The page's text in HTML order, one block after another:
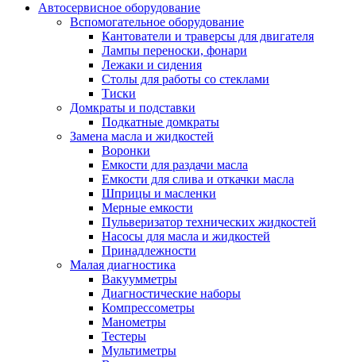
Автосервисное оборудование
Вспомогательное оборудование
Кантователи и траверсы для двигателя
Лампы переноски, фонари
Лежаки и сидения
Столы для работы со стеклами
Тиски
Домкраты и подставки
Подкатные домкраты
Замена масла и жидкостей
Воронки
Емкости для раздачи масла
Емкости для слива и откачки масла
Шприцы и масленки
Мерные емкости
Пульверизатор технических жидкостей
Насосы для масла и жидкостей
Принадлежности
Малая диагностика
Вакуумметры
Диагностические наборы
Компрессометры
Манометры
Тестеры
Мультиметры